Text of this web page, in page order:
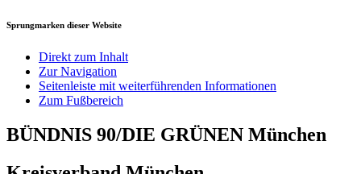
Sprungmarken dieser Website
Direkt zum Inhalt
Zur Navigation
Seitenleiste mit weiterführenden Informationen
Zum Fußbereich
BÜNDNIS 90/DIE GRÜNEN München